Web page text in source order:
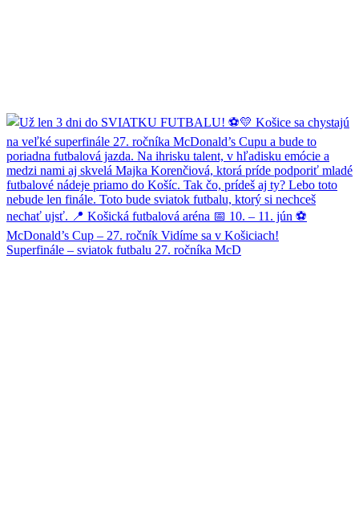
Superfinále – sviatok futbalu 27. ročníka McD